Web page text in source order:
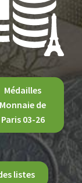
Médailles
Monnaie de
Paris 03-26
listes